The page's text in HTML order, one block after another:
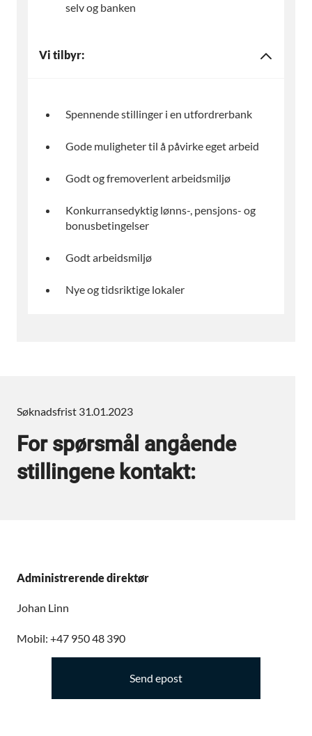
selv og banken
Vi tilbyr:
Spennende stillinger i en utfordrerbank
Gode muligheter til å påvirke eget arbeid
Godt og fremoverlent arbeidsmiljø
Konkurransedyktig lønns-, pensjons- og
bonusbetingelser
Godt arbeidsmiljø
Nye og tidsriktige lokaler
Søknadsfrist 31.01.2023
For spørsmål angående
stillingene kontakt:
Administrerende direktør
Johan Linn
Mobil: +47 950 48 390
Send epost